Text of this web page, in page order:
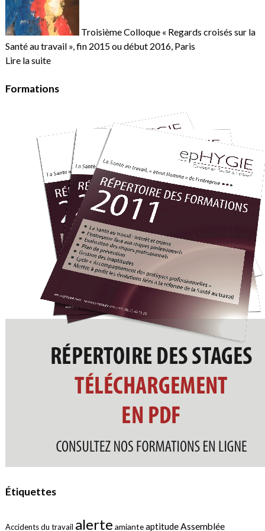
Troisième Colloque « Regards croisés sur la
Santé au travail », fin 2015 ou début 2016, Paris
Lire la suite
Formations
Étiquettes
Accidents du travail alerte amianteaptitude Assemblée